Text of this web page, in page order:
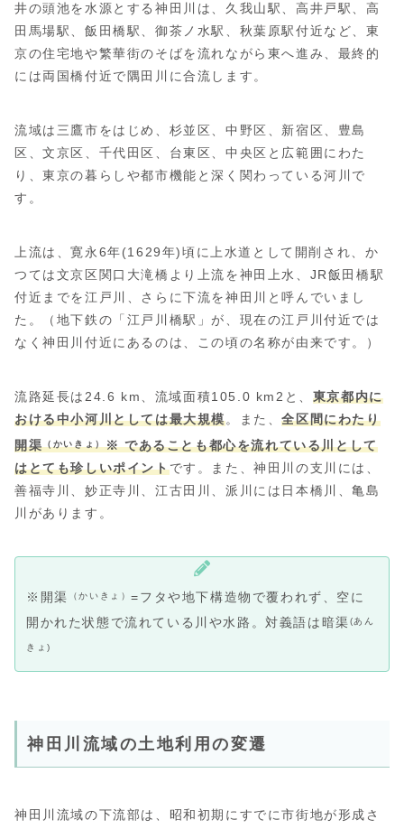
井の頭池を水源とする神田川は、久我山駅、高井戸駅、高
田馬場駅、飯田橋駅、御茶ノ水駅、秋葉原駅付近など、東
京の住宅地や繁華街のそばを流れながら東へ進み、最終的
には両国橋付近で隅田川に合流します。
流域は三鷹市をはじめ、杉並区、中野区、新宿区、豊島
区、文京区、千代田区、台東区、中央区と広範囲にわた
り、東京の暮らしや都市機能と深く関わっている河川で
す。
上流は、寛永6年(1629年)頃に上水道として開削され、か
つては文京区関口大滝橋より上流を神田上水、JR飯田橋駅
付近までを江戸川、さらに下流を神田川と呼んでいまし
た。（地下鉄の「江戸川橋駅」が、現在の江戸川付近では
なく神田川付近にあるのは、この頃の名称が由来です。）
流路延長は24.6 km、流域面積105.0 km2と、 東京都内に
おける中小河川としては最大規模。また、全区間にわたり
開渠 （かいきょ） ※ であることも都心を流れている川として
はとても珍しいポイントです。また、神田川の支川には、
善福寺川、妙正寺川、江古田川、派川には日本橋川、亀島
川があります。
※開渠 （かいきょ）=フタや地下構造物で覆われず、空に
開かれた状態で流れている川や水路。対義語は暗渠(あん
きょ)
神田川流域の土地利用の変遷
神田川流域の下流部は、昭和初期にすでに市街地が形成さ